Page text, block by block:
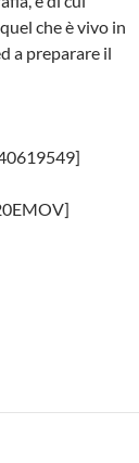
che è vivo in
a preparare il
]